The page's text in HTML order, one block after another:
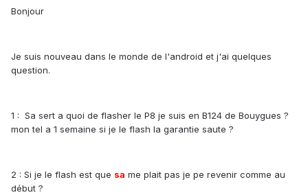
Bonjour
Je suis nouveau dans le monde de l'android et j'ai quelques
question.
1 : Sa sert a quoi de flasher le P8 je suis en B124 de Bouygues ?
mon tel a 1 semaine si je le flash la garantie saute ?
2 : Si je le flash est que sa me plait pas je pe revenir comme au
début ?